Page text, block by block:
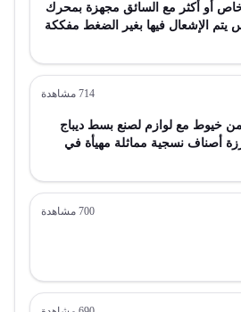
أو أكثر مع السائق مجهزة بمحرك
يتم الإشعال فيها بغير الضغط مفككة
714 مشاهدة
خيوط مع لوازم لصنع بسط ديباج
أصناف نسجية مماثلة مهيأة في
700 مشاهدة